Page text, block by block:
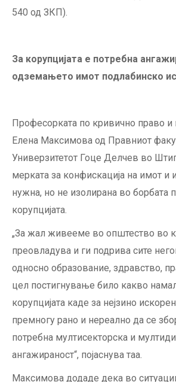
540 од ЗКП).
За корупцијата е потребна
одземањето имот подлабинско
Професорката по кривично право и
Елена Максимова од Правниот
Универзитетот Гоце Делчев во
мерката за конфискација на имот и
нужна, но не изолиранa во борбата
корупцијата.
„За жал живееме во општество во
преовладува и ги подрива сите
односно образование, здравство,
цел постигнување било какво
корупцијата каде за нејзино
премногу рано и нереално да се
потребна мултисекторска и
ангажираност“, појаснува таа.
Максимова додаде дека во